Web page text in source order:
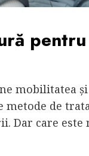
mobilitatea
metode de
Dar care este